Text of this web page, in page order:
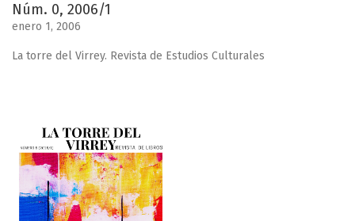
Núm. 0, 2006/1
enero 1, 2006
La torre del Virrey. Revista de Estudios Culturales